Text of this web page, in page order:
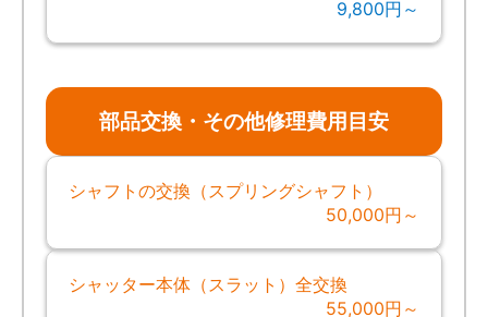
9,800円～
部品交換・その他修理費用目安
シャフトの交換（スプリングシャフト）
50,000円～
シャッター本体（スラット）全交換
55,000円～